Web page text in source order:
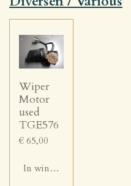
Wiper
Motor
used
TGE576
€ 65,00
In winkelwagen